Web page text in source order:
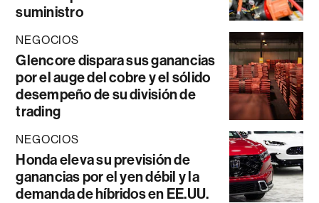
suministro
NEGOCIOS
Glencore dispara sus ganancias
por el auge del cobre y el sólido
desempeño de su división de
trading
NEGOCIOS
Honda eleva su previsión de
ganancias por el yen débil y la
demanda de híbridos en EE.UU.